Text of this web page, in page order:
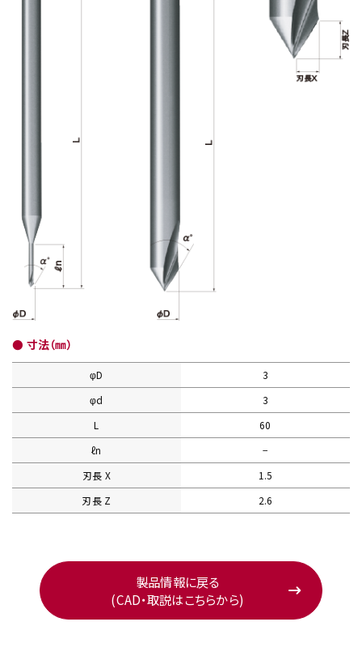
● 寸法（㎜）
φD
3
φd
3
L
60
ℓn
−
刃長 X
1.5
刃長 Z
2.6
製品情報に戻る
(CAD・取説はこちらから)